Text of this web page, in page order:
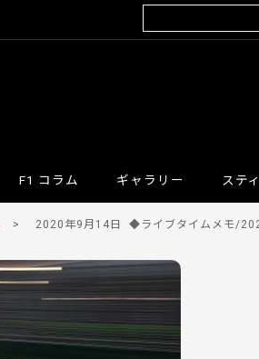
F1 コラム ギャラリー ステ
> 2020年9月14日 ◆ライブタイムメモ/